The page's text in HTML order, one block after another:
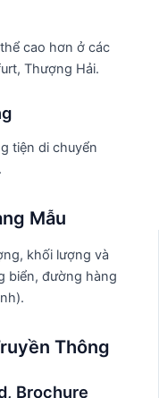
cao hơn ở các
Thượng Hải.
tiện di chuyển
Mẫu
khối lượng và
biển, đường hàng
Thông
Brochure